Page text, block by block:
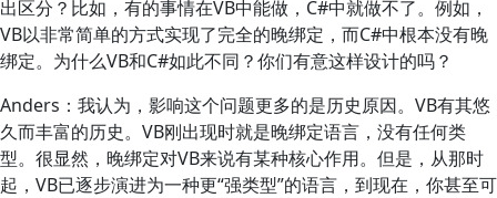
出区分？比如，有的事情在VB中能做，C#中就做不了。例如，
VB以非常简单的方式实现了完全的晚绑定，而C#中根本没有晚
绑定。为什么VB和C#如此不同？你们有意这样设计的吗？
Anders：我认为，影响这个问题更多的是历史原因。VB有其悠
久而丰富的历史。VB刚出现时就是晚绑定语言，没有任何类
型。很显然，晚绑定对VB来说有某种核心作用。但是，从那时
起，VB已逐步演进为一种更“强类型”的语言，到现在，你甚至可